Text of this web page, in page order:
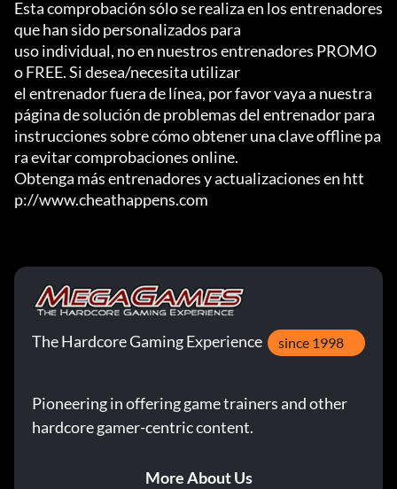
Esta comprobación sólo se realiza en los entrenadores
que han sido personalizados para
uso individual, no en nuestros entrenadores PROMO
o FREE. Si desea/necesita utilizar
el entrenador fuera de línea, por favor vaya a nuestra
página de solución de problemas del entrenador para
instrucciones sobre cómo obtener una clave offline pa
ra evitar comprobaciones online.
Obtenga más entrenadores y actualizaciones en htt
p://www.cheathappens.com
The Hardcore Gaming Experience since 1998
Pioneering in offering game trainers and other
hardcore gamer-centric content.
More About Us